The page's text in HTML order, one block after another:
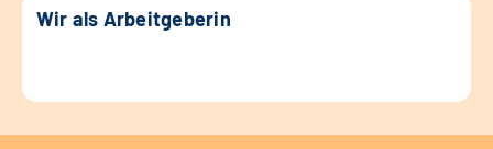
Wir als Arbeitgeberin